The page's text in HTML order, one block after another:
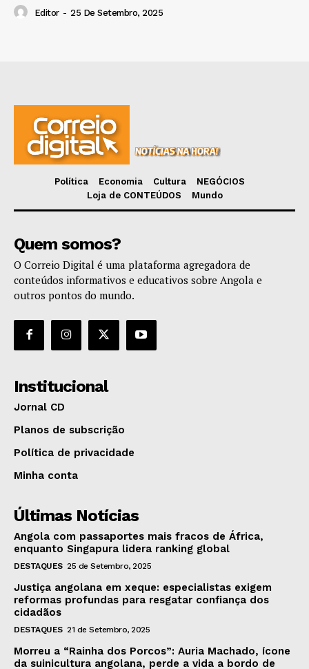
Editor - 25 De Setembro, 2025
Política Economia Cultura
NEGÓCIOS
Loja de CONTEÚDOS
Mundo
Quem somos?
O Correio Digital é uma plataforma agregadora de
conteúdos informativos e educativos sobre Angola e
outros pontos do mundo.
Institucional
Jornal CD
Planos de subscrição
Política de privacidade
Minha conta
Últimas Notícias
Angola com passaportes mais fracos de África,
enquanto Singapura lidera ranking global
DESTAQUES 25 de Setembro, 2025
Justiça angolana em xeque: especialistas exigem
reformas profundas para resgatar confiança dos
cidadãos
DESTAQUES 21 de Setembro, 2025
Morreu a “Rainha dos Porcos”: Auria Machado, ícone
da suinicultura angolana, perde a vida a bordo de